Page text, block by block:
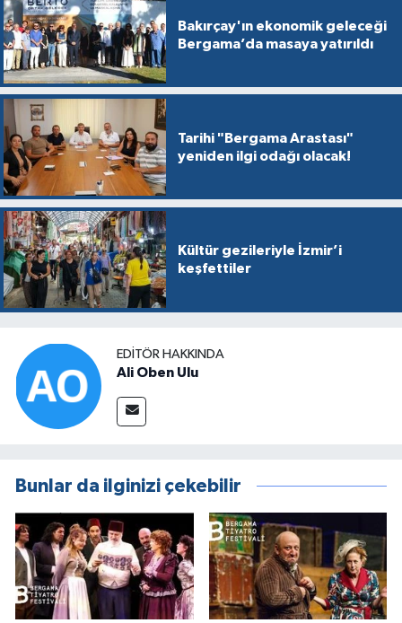
Bakırçay'ın ekonomik geleceği
Bergama’da masaya yatırıldı
Tarihi "Bergama Arastası"
yeniden ilgi odağı olacak!
Kültür gezileriyle İzmir’i
keşfettiler
EDITÖR HAKKINDA
Ali Oben Ulu
Bunlar da ilginizi çekebilir